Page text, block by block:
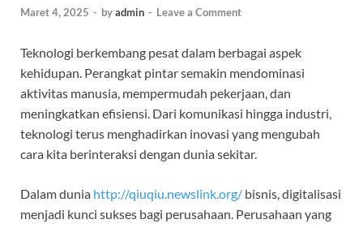
Maret 4, 2025 - byadmin - Leave a Comment
Teknologi berkembang pesat dalam berbagai aspek
kehidupan. Perangkat pintar semakin mendominasi
aktivitas manusia, mempermudah pekerjaan, dan
meningkatkan efisiensi. Dari komunikasi hingga industri,
teknologi terus menghadirkan inovasi yang mengubah
cara kita berinteraksi dengan dunia sekitar.
Dalam dunia http://qiuqiu.newslink.org/ bisnis, digitalisasi
menjadi kunci sukses bagi perusahaan. Perusahaan yang